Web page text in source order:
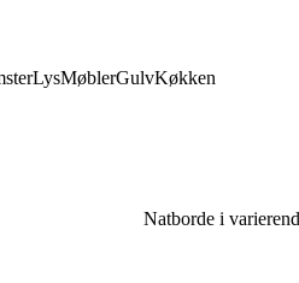
LysMøblerGulvKøkken
Natborde i